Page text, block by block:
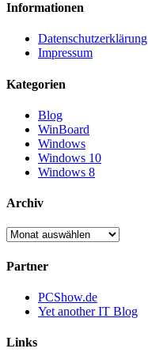
Informationen
Datenschutzerklärung
Impressum
Kategorien
Blog
WinBoard
Windows
Windows 10
Windows 8
Archiv
Archiv
Partner
PCShow.de
Yet another IT Blog
Links